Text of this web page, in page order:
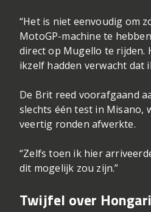
“Het is niet eenvoudig om
MotoGP-machine te
direct op Mugello te rijden.
ikzelf hadden verwacht dat
De Brit reed voorafgaand
slechts één test in Misano,
veertig ronden afwerkte.
“Zelfs toen ik hier
dit mogelijk zou zijn.”
Twijfel over